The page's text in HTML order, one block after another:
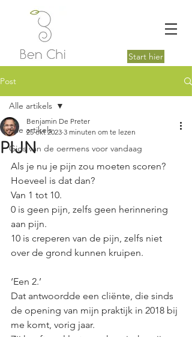
Start hier
Post
Alle artikels
Gids van de oermens voor vandaag
Alle artikels
PIJN
Benjamin De Preter
25 okt 2023 3 minuten om te lezen
Als je nu je pijn zou moeten scoren?
Hoeveel is dat dan?
Van 1 tot 10.
0 is geen pijn, zelfs geen herinnering
aan pijn.
10 is creperen van de pijn, zelfs niet
over de grond kunnen kruipen.
‘Een 2.’
Dat antwoordde een cliënte, die sinds
de opening van mijn praktijk in 2018 bij
me komt, vorig jaar.